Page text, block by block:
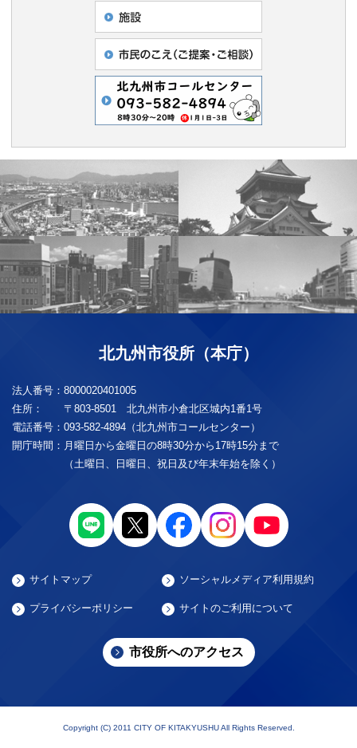
北九州市役所（本庁）
法人番号： 8000020401005
住所：
〒803-8501 北九州市小倉北区城内1番1号
電話番号： 093-582-4894（北九州市コールセンター）
開庁時間： 月曜日から金曜日の8時30分から17時15分まで
（土曜日、日曜日、祝日及び年末年始を除く）
サイトマップ ソーシャルメディア利用規約
プライバシーポリシー サイトのご利用について
市役所へのアクセス
Copyright (C) 2011 CITY OF KITAKYUSHU All Rights Reserved.